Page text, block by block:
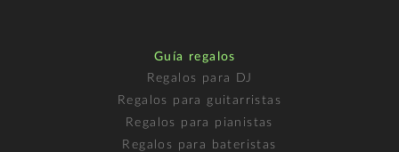
Guía regalos
Regalos para DJ
Regalos para guitarristas
Regalos para pianistas
Regalos para bateristas